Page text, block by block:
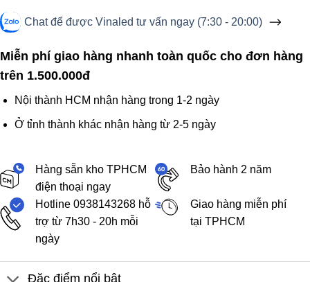
Chat để được Vinaled tư vấn ngay (7:30 - 20:00)
Miễn phí giao hàng nhanh toàn quốc cho đơn hàng
trên 1.500.000đ
Nội thành HCM nhận hàng trong 1-2 ngày
Ở tỉnh thành khác nhận hàng từ 2-5 ngày
Hàng sẵn kho TPHCM
điện thoại ngay
Bảo hành 2 năm
Hotline 0938143268 hỗ
trợ từ 7h30 - 20h mỗi
ngày
Giao hàng miễn phí
tại TPHCM
Đặc điểm nổi bật